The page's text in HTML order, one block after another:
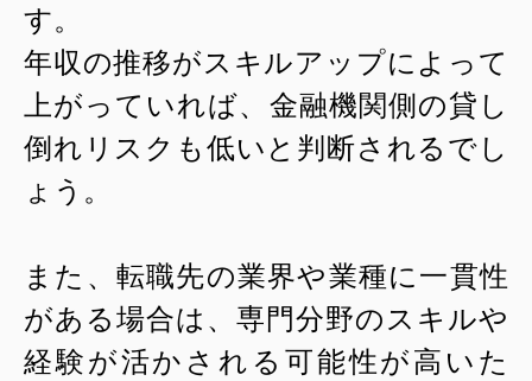
す。
年収の推移がスキルアップによって
上がっていれば、金融機関側の貸し
倒れリスクも低いと判断されるでし
ょう。
また、転職先の業界や業種に一貫性
がある場合は、専門分野のスキルや
経験が活かされる可能性が高いた